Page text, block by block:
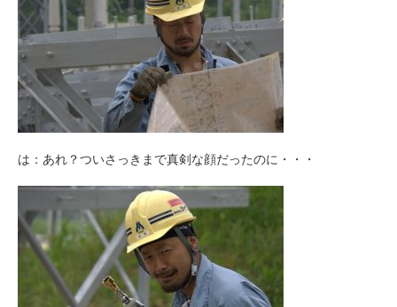
は：あれ？ついさっきまで真剣な顔だったのに・・・